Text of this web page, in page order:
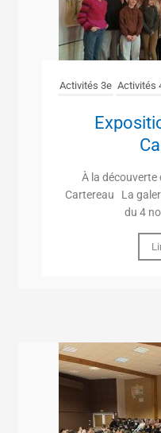
Activités 3e Activités
À la découverte
Cartereau La
du 4